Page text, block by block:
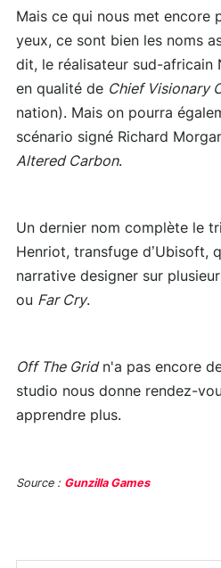
Mais ce qui nous met encore
yeux, ce sont bien les noms
dit, le réalisateur sud-africain
en qualité de Chief Visionary
nation). Mais on pourra
scénario signé Richard
Altered Carbon.
Un dernier nom complète le
Henriot, transfuge d’Ubisoft,
narrative designer sur
ou Far Cry.
Off The Gridn'a pas encore
studio nous donne rendez-
apprendre plus.
Source : Gunzilla Games